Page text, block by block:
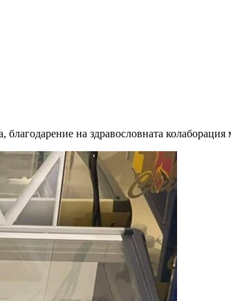
на здравословната